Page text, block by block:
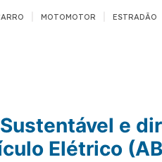
Empreender
Se divertir
MOTOMOTOR ESTRADÃO
e
Elétrico